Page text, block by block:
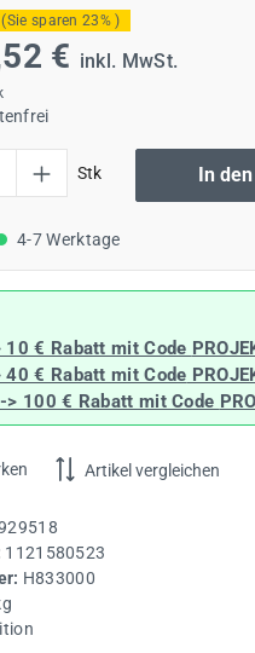
(Sie sparen 23% )
€ inkl. MwSt.
Stk In
4-7 Werktage
€ Rabatt mit Code
40 € Rabattmit Code
100 € Rabatt mit Code
Artikel vergleichen
1121580523
H833000